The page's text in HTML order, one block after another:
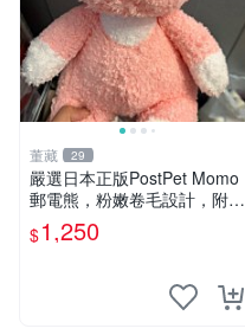
董藏 29
嚴選日本正版PostPet Momo
郵電熊，粉嫩卷毛設計，附原
裝包裝與吊牌，超Recomme
nded收藏品 1095 玩偶 包裝
$1,250